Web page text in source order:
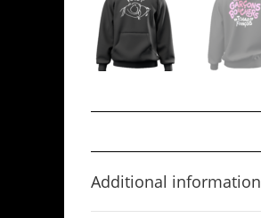
Additional information